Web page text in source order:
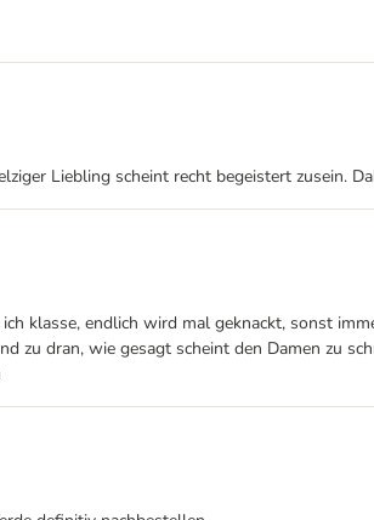
Liebling scheint recht begeistert zusein.
klasse, endlich wird mal geknackt, sonst
zu dran, wie gesagt scheint den Damen zu